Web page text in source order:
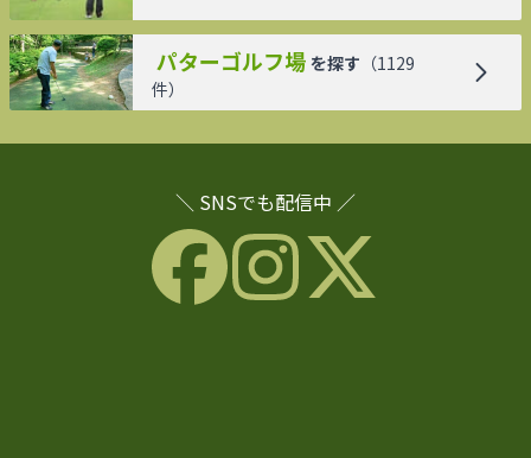
パターゴルフ場 を探す （1129
件）
＼ SNSでも配信中 ／